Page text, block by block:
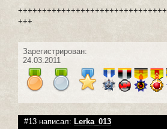
+++++++++++++++++++++++++++++++
+++
Зарегистрирован:
24.03.2011
#13 написал: Lerka_013